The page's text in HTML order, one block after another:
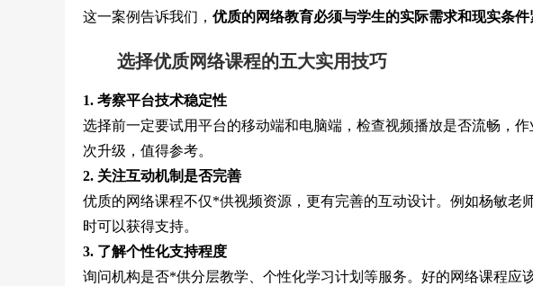
这一案例告诉我们， 优质的网络教育必须与学生的实际需求和现实条件
选择优质网络课程的五大实用技巧
1. 考察平台技术稳定性
选择前一定要试用平台的移动端和电脑端，检查视频播放是否流畅，
次升级，值得参考。
2. 关注互动机制是否完善
优质的网络课程不仅*供视频资源，更有完善的互动设计。例如杨敏老
时可以获得支持。
3. 了解个性化支持程度
询问机构是否*供分层教学、个性化学习计划等服务。好的网络课程应